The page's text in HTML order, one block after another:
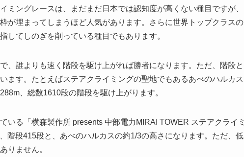
ミングレースは、まだまだ日本では認知度が高くない種目ですが、
が埋まってしまうほど人気があります。さらに世界トップクラスの
してしのぎを削っている種目でもあります。
、誰よりも速く階段を駆け上がれば勝者になります。ただ、階段と
ます。たとえばステアクライミングの聖地でもあるあべのハルカス
、総数1610段の階段を駆け上がります。
いる「横森製作所 presents 中部電力MIRAI TOWER ステアクライミ
階段415段と、あべのハルカスの約1/3の高さになります。ただ、低
りません。